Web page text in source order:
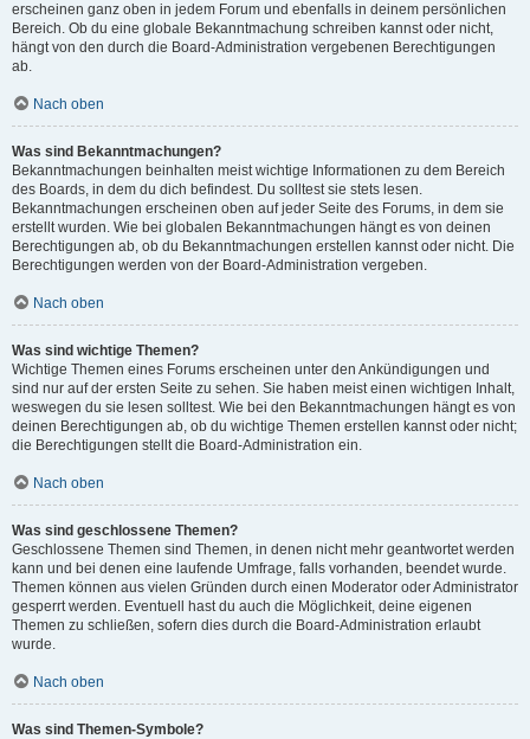
erscheinen ganz oben in jedem Forum und ebenfalls in deinem persönlichen
Bereich. Ob du eine globale Bekanntmachung schreiben kannst oder nicht,
hängt von den durch die Board-Administration vergebenen Berechtigungen
ab.
Nach oben
Was sind Bekanntmachungen?
Bekanntmachungen beinhalten meist wichtige Informationen zu dem Bereich
des Boards, in dem du dich befindest. Du solltest sie stets lesen.
Bekanntmachungen erscheinen oben auf jeder Seite des Forums, in dem sie
erstellt wurden. Wie bei globalen Bekanntmachungen hängt es von deinen
Berechtigungen ab, ob du Bekanntmachungen erstellen kannst oder nicht. Die
Berechtigungen werden von der Board-Administration vergeben.
Nach oben
Was sind wichtige Themen?
Wichtige Themen eines Forums erscheinen unter den Ankündigungen und
sind nur auf der ersten Seite zu sehen. Sie haben meist einen wichtigen Inhalt,
weswegen du sie lesen solltest. Wie bei den Bekanntmachungen hängt es von
deinen Berechtigungen ab, ob du wichtige Themen erstellen kannst oder nicht;
die Berechtigungen stellt die Board-Administration ein.
Nach oben
Was sind geschlossene Themen?
Geschlossene Themen sind Themen, in denen nicht mehr geantwortet werden
kann und bei denen eine laufende Umfrage, falls vorhanden, beendet wurde.
Themen können aus vielen Gründen durch einen Moderator oder Administrator
gesperrt werden. Eventuell hast du auch die Möglichkeit, deine eigenen
Themen zu schließen, sofern dies durch die Board-Administration erlaubt
wurde.
Nach oben
Was sind Themen-Symbole?